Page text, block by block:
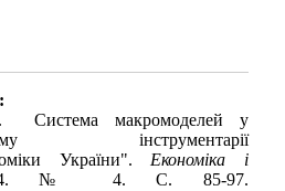
Система макромоделей у
інструментарії
України".Економіка і
№ 4. С. 85-97.